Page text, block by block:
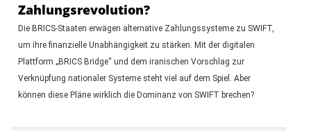
Zahlungsrevolution?
Die BRICS-Staaten erwägen alternative Zahlungssysteme zu SWIFT,
um ihre finanzielle Unabhängigkeit zu stärken. Mit der digitalen
Plattform „BRICS Bridge“ und dem iranischen Vorschlag zur
Verknüpfung nationaler Systeme steht viel auf dem Spiel. Aber
können diese Pläne wirklich die Dominanz von SWIFT brechen?